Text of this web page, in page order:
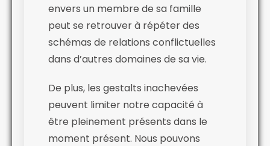
envers un membre de sa famille
peut se retrouver à répéter des
schémas de relations conflictuelles
dans d’autres domaines de sa vie.
De plus, les gestalts inachevées
peuvent limiter notre capacité à
être pleinement présents dans le
moment présent. Nous pouvons